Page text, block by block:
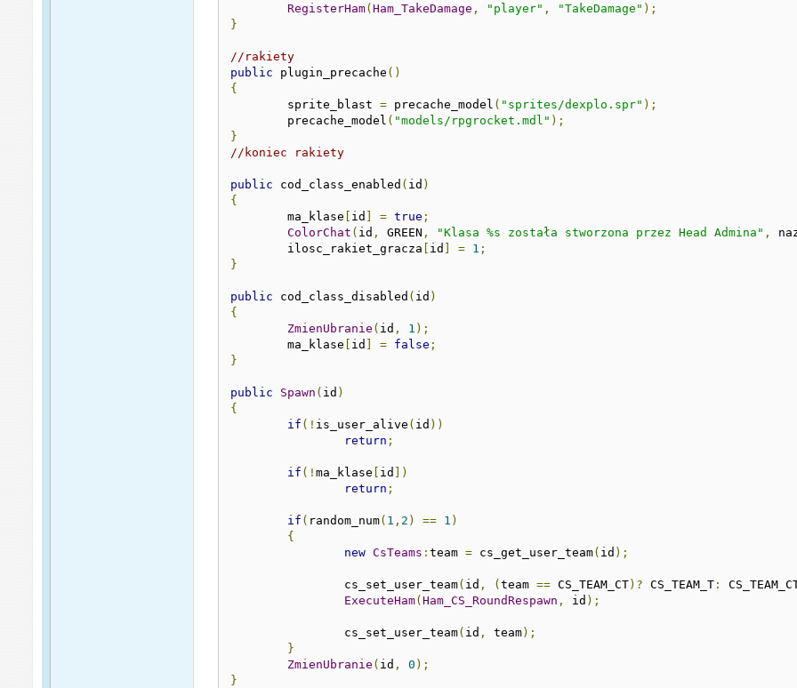
RegisterHam(Ham_TakeDamage , "player" , "TakeDamage" );
}
//rakiety
public plugin_precache ()
{
	sprite_blast
= precache_model ( "sprites/dexplo.spr" );
	precache_model
( "models/rpgrocket.mdl" );
}
//koniec rakiety
public cod_class_enabled ( id )
{
	ma_klase
[ id ] = true ;
ColorChat ( id , GREEN , "Klasa %s została stworzona przez Head Admina" ,
	ilosc_rakiet_gracza
[ id ] = 1 ;
}
public cod_class_disabled ( id )
{
ZmienUbranie ( id , 1 );
	ma_klase
[ id ] = false ;
}
public Spawn ( id )
{
if (! is_user_alive ( id ))
return ;
if (!ma_klase [ id ])
return ;
if ( random_num( 1 , 2 ) == 1 )
{
new CsTeams :team = cs_get_user_team( id );
		cs_set_user_team
( id , (team == CS_TEAM_CT)? CS_TEAM_T :
ExecuteHam(Ham_CS_RoundRespawn , id );
		cs_set_user_team
( id , team);
}
ZmienUbranie ( id , 0 );
}